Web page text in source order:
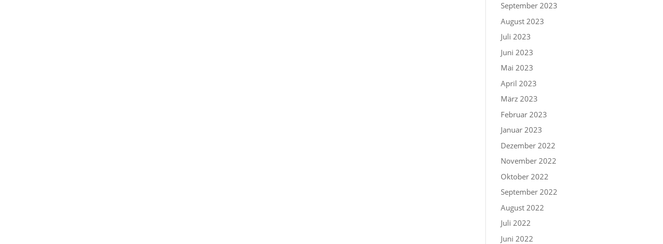
September 2023
August 2023
Juli 2023
Juni 2023
Mai 2023
April 2023
März 2023
Februar 2023
Januar 2023
Dezember 2022
November 2022
Oktober 2022
September 2022
August 2022
Juli 2022
Juni 2022